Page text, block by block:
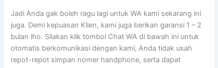
Jadi Anda gak boleh ragu lagi untuk WA kami sekarang ini
juga. Demi kepuasan Klien, kami juga berikan garansi 1 – 2
bulan lho. Silakan klik tombol Chat WA di bawah ini untuk
otomatis berkomunikasi dengan kami, Anda tidak usah
repot-repot simpan nomer handphone, serta dapat